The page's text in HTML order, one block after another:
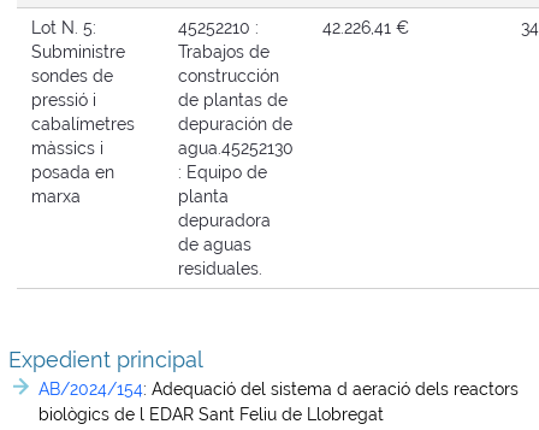
Lot N. 5:
Subministre
sondes de
pressió i
cabalímetres
màssics i
posada en
marxa
45252210 :
Trabajos de
construcción
de plantas de
depuración de
agua. 45252130
: Equipo de
planta
depuradora
de aguas
residuales.
42.226,41 €
Expedient principal
AB/2024/154: Adequació del sistema d aeració dels reactors
biològics de l EDAR Sant Feliu de Llobregat